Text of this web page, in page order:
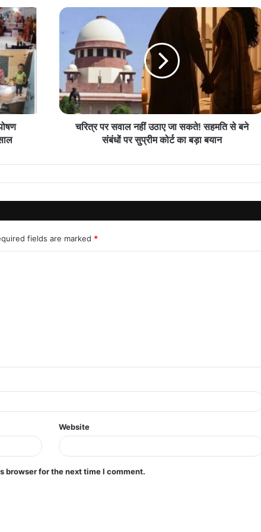
चरित्र पर सवाल नहीं उठाए जा सकते! सहमति से बने
संबंधों पर सुप्रीम कोर्ट का बड़ा बयान
fields are marked *
Website
browser for the next time I comment.